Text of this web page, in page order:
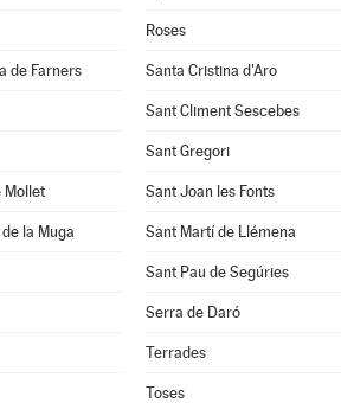
Roses
de Farners Santa Cristina d'Aro
Sant Climent Sescebes
Sant Gregori
Mollet Sant Joan les Fonts
la Muga Sant Martí de Llémena
Sant Pau de Segúries
Serra de Daró
Terrades
Toses